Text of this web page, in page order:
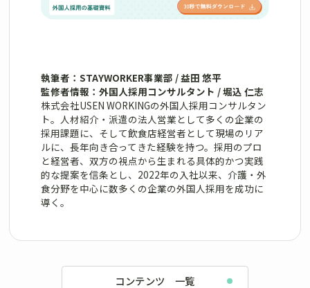
執筆者：STAYWORKER事業部 / 益田 悠平
監修者情報：外国人採用コンサルタント / 堀込 仁志
株式会社USEN WORKINGの外国人採用コンサルタン
ト。人材紹介・派遣の法人営業として多くの企業の
採用課題に、そして飲食店経営者として現場のリア
ルに、長年向き合ってきた経験を持つ。採用のプロ
と経営者、双方の視点から生まれる具体的かつ実践
的な提案を信条とし、2022年の入社以来、介護・外
食分野を中心に数多くの企業の外国人採用を成功に
導く。
コンテンツ 一覧